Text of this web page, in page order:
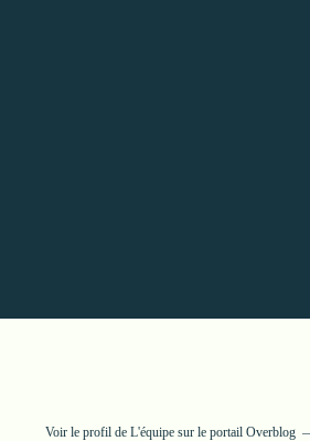
Voir le profil de L'équipesur le portail Overblog